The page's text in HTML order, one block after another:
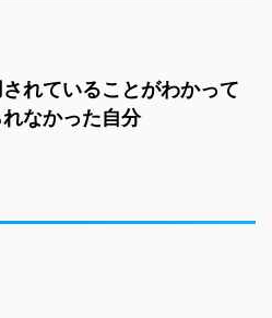
れていることがわかって
なかった自分